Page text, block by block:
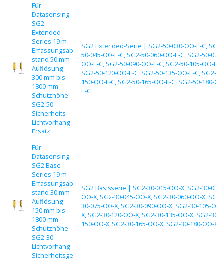
Für
Datasensing
SG2
Extended
Series 19 m
Erfassungsab
stand 50 mm
Auflösung
300 mm bis
1800 mm
Schutzhöhe
SG2-50
Sicherheits-
Lichtvorhang
Ersatz
SG2 Extended-Serie | SG2-50-030-OO-E-C, SG2-
50-045-OO-E-C, SG2-50-060-OO-E-C, SG2-50-075-
OO-E-C, SG2-50-090-OO-E-C, SG2-50-105-OO-E-
SG2-50-120-OO-E-C, SG2-50-135-OO-E-C, SG2-
150-OO-E-C, SG2-50-165-OO-E-C, SG2-50-180-
E-C
Für
Datasensing
SG2 Base
Series 19 m
Erfassungsab
stand 30 mm
Auflösung
150 mm bis
1800 mm
Schutzhöhe
SG2-30
Lichtvorhang-
Sicherheitsge
SG2 Basisserie | SG2-30-015-OO-X, SG2-30-030-
OO-X, SG2-30-045-OO-X, SG2-30-060-OO-X, SG2-
30-075-OO-X, SG2-30-090-OO-X, SG2-30-105-OO-
X, SG2-30-120-OO-X, SG2-30-135-OO-X, SG2-30-
150-OO-X, SG2-30-165-OO-X, SG2-30-180-OO-X